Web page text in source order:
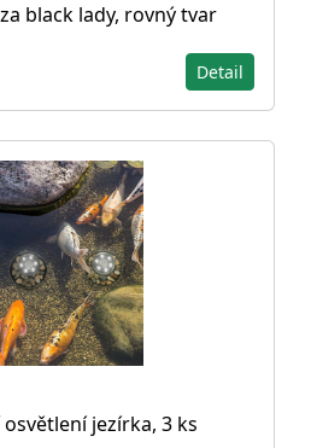
black lady, rovný tvar
Detail
osvětlení jezírka, 3 ks